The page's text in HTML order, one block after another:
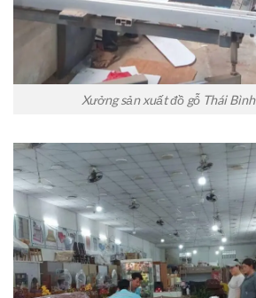
Xưởng sản xuất đồ gỗ Thái Bình